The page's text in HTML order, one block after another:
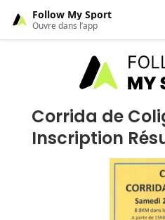
Corrida de
Inscription
Follow My Sport
Ouvre dans l’app